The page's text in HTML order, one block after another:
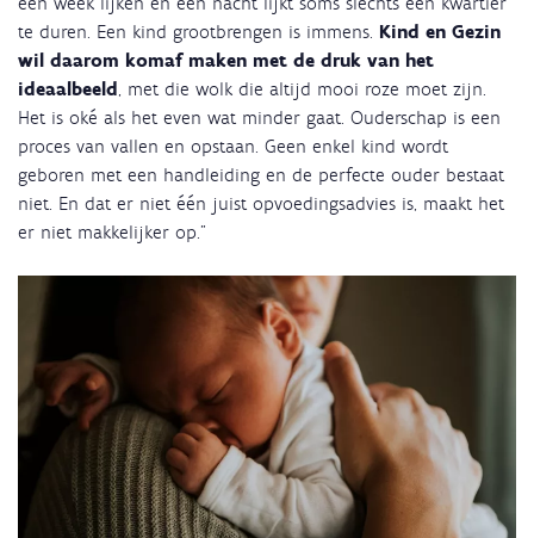
te duren. Een kind grootbrengen is immens. Kind en Gezin
wil daarom komaf maken met de druk van het
ideaalbeeld , met die wolk die altijd mooi roze moet zijn.
Het is oké als het even wat minder gaat. Ouderschap is een
proces van vallen en opstaan. Geen enkel kind wordt
geboren met een handleiding en de perfecte ouder bestaat
niet. En dat er niet één juist opvoedingsadvies is, maakt het
er niet makkelijker op."